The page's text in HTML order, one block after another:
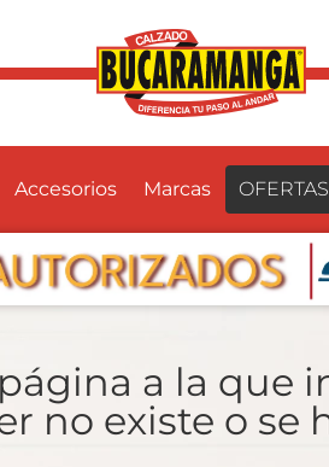
Accesorios Marcas OFERTAS
a la que
no existe o se